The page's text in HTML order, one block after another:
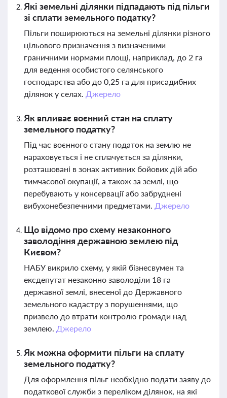
Які земельні ділянки підпадають під пільги
зі сплати земельного податку?
Пільги поширюються на земельні ділянки різного
цільового призначення з визначеними
граничними нормами площі, наприклад, до 2 га
для ведення особистого селянського
господарства або до 0,25 га для присадибних
ділянок у селах. Джерело
Як впливає воєнний стан на сплату
земельного податку?
Під час воєнного стану податок на землю не
нараховується і не сплачується за ділянки,
розташовані в зонах активних бойових дій або
тимчасової окупації, а також за землі, що
перебувають у консервації або забруднені
вибухонебезпечними предметами. Джерело
Що відомо про схему незаконного
заволодіння державною землею під
Києвом?
НАБУ викрило схему, у якій бізнесвумен та
ексдепутат незаконно заволоділи 18 га
державної землі, внесеної до Державного
земельного кадастру з порушеннями, що
призвело до втрати контролю громади над
землею. Джерело
Як можна оформити пільги на сплату
земельного податку?
Для оформлення пільг необхідно подати заяву до
податкової служби з переліком ділянок, на які